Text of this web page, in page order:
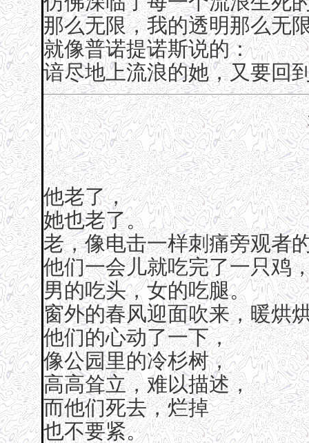
那么无限，我的透明那么无
就像普诺提诺斯说的：
谙尽地上流浪的她，又要回
他老了，
她也老了。
老，像电击一样刺痛旁观者
他们一会儿就吃完了一只鸡
男的吃头，女的吃腿。
窗外的春风迎面吹来，暖烘
他们的心动了一下，
像公园里的冷杉树，
高高耸立，难以描述，
而他们死去，烂掉
也不要紧。